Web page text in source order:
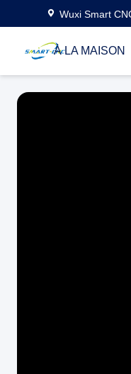
Wuxi Smart
À LA MAISON